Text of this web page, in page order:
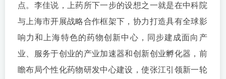
点。李佳说，上药所下一步的设想之一就是在中科院
与上海市开展战略合作框架下，协力打造具有全球影
响力和上海特色的药物创新中心，同步建成面向产
业、服务于创业的产业加速器和创新创业孵化器，前
瞻布局个性化药物研发中心建设，使张江引领新一轮